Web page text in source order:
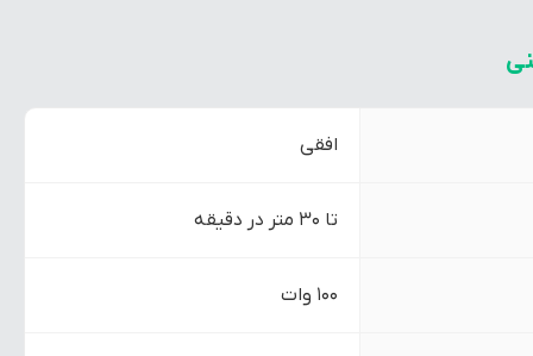
افقی
تا 30 متر در دقیقه
100 وات